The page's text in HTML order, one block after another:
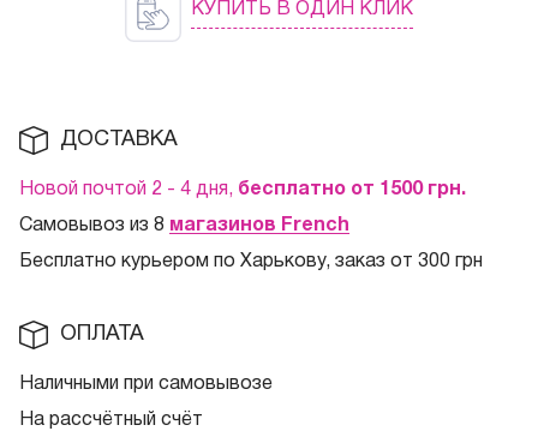
КУПИТЬ В ОДИН КЛИК
ДОСТАВКА
Новой почтой 2 - 4 дня, бесплатно от 1500 грн.
Самовывоз из 8 магазинов French
Бесплатно курьером по Харькову, заказ от 300 грн
ОПЛАТА
Наличными при самовывозе
На рассчётный счёт